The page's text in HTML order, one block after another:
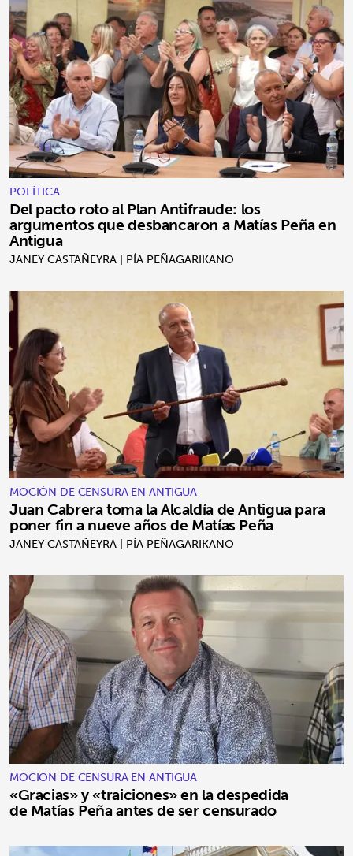
POLÍTICA
Del pacto roto al Plan Antifraude: los
argumentos que desbancaron a Matías Peña en
Antigua
JANEY CASTAÑEYRA | PÍA PEÑAGARIKANO
MOCIÓN DE CENSURA EN ANTIGUA
Juan Cabrera toma la Alcaldía de Antigua para
poner fin a nueve años de Matías Peña
JANEY CASTAÑEYRA | PÍA PEÑAGARIKANO
MOCIÓN DE CENSURA EN ANTIGUA
«Gracias» y «traiciones» en la despedida
de Matías Peña antes de ser censurado